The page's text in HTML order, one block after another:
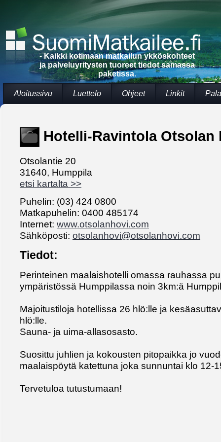
- Kaikki kotimaan matkailun ykköskohteet
ja palveluyritysten tuoreet tiedot samassa
paketissa.
Aloitussivu Luettelo Ohjeet Linkit
Hotelli-Ravintola Otsolan
Otsolantie 20
31640, Humppila
etsi kartalta >>
Puhelin: (03) 424 0800
Matkapuhelin: 0400 485174
Internet: www.otsolanhovi.com
Sähköposti: otsolanhovi@otsolanhovi.com
Tiedot:
Perinteinen maalaishotelli omassa rauhassa
ympäristössä Humppilassa noin 3km:ä
Majoitustiloja hotellissa 26 hlö:lle ja
hlö:lle.
Sauna- ja uima-allasosasto.
Suosittu juhlien ja kokousten pitopaikka jo
maalaispöytä katettuna joka sunnuntai klo 12-
Tervetuloa tutustumaan!